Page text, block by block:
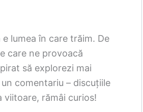
lumea în care trăim. De
care ne provoacă
să explorezi mai
comentariu – discuțiile
rămâi curios!